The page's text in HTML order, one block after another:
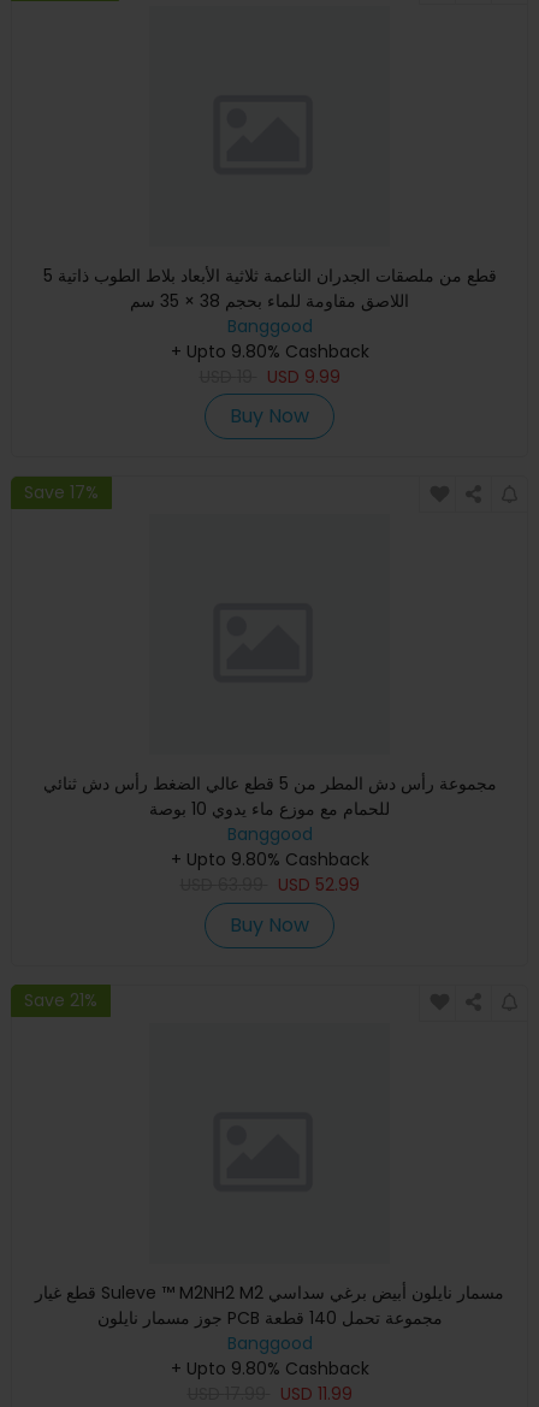
5 قطع من ملصقات الجدران الناعمة ثلاثية الأبعاد بلاط الطوب ذاتية
اللاصق مقاومة للماء بحجم 38 × 35 سم
Banggood
+ Upto 9.80% Cashback
USD 9.99
Buy Now
Save 17%
مجموعة رأس دش المطر من 5 قطع عالي الضغط رأس دش ثنائي
للحمام مع موزع ماء يدوي 10 بوصة
Banggood
+ Upto 9.80% Cashback
USD 52.99
Buy Now
Save 21%
قطع غيار Suleve ™ M2NH2 M2 مسمار نايلون أبيض برغي سداسي
جوز مسمار نايلون PCB مجموعة تحمل 140 قطعة
Banggood
+ Upto 9.80% Cashback
USD 11.99